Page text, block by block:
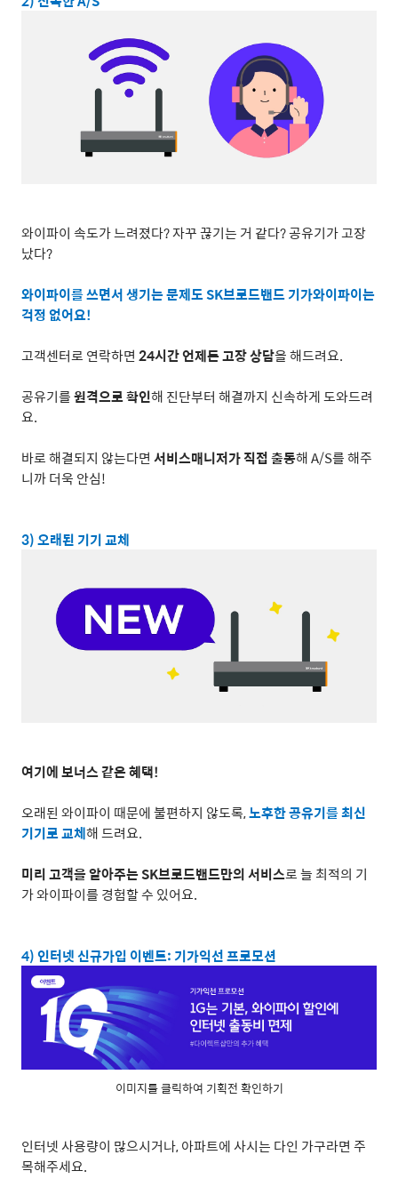
와이파이 속도가 느려졌다?자꾸 끊기는 거 같다?공유기가 고장
났다?
와이파이를 쓰면서 생기는 문제도SK브로드밴드 기가와이파이는
걱정 없어요!
고객센터로 연락하면 24시간 언제든 고장 상담을 해드려요.
공유기를원격으로 확인해 진단부터 해결까지 신속하게 도와드려
요.
바로 해결되지 않는다면 서비스매니저가 직접 출동해A/S를 해주
니까 더욱 안심!
3)오래된 기기 교체
여기에 보너스 같은 혜택!
오래된 와이파이 때문에 불편하지 않도록,노후한 공유기를 최신
기기로 교체해 드려요.
미리 고객을 알아주는SK브로드밴드만의 서비스로 늘 최적의 기
가 와이파이를 경험할 수 있어요.
4)인터넷 신규가입 이벤트: 기가익선 프로모션
이미지를 클릭하여 기획전 확인하기
인터넷 사용량이 많으시거나,아파트에 사시는 다인 가구라면 주
목해주세요.